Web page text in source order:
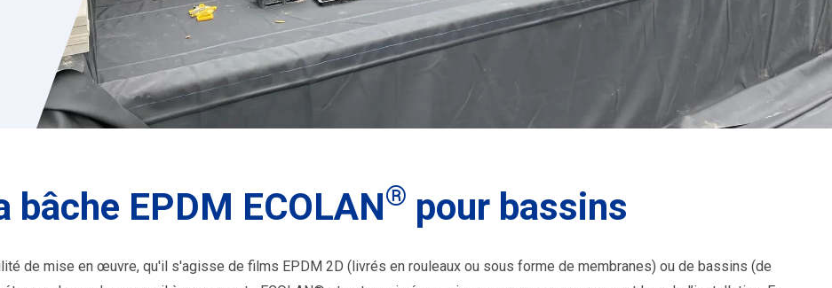
bâche EPDM ECOLAN® pour bassins
de mise en œuvre, qu'il s'agisse de films EPDM 2D (livrés en rouleaux ou sous forme de membranes) ou de bassins (de